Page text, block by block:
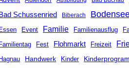
Schussenried
Biberach
Essen Event Familie Familienausflug
Familientag Fest Flohmarkt Freizeit
Hagnau Handwerk Kinder